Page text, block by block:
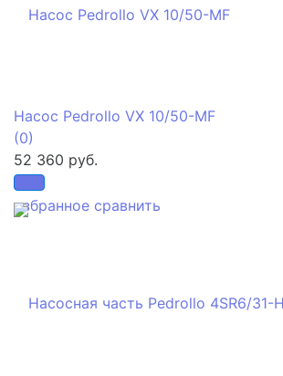
избранное сравнить
Насос Pedrollo VX 10/50-MF
(0)
52 360 руб.